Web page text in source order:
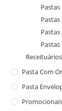
Receituários
Pasta Com
Pasta
Promocionais